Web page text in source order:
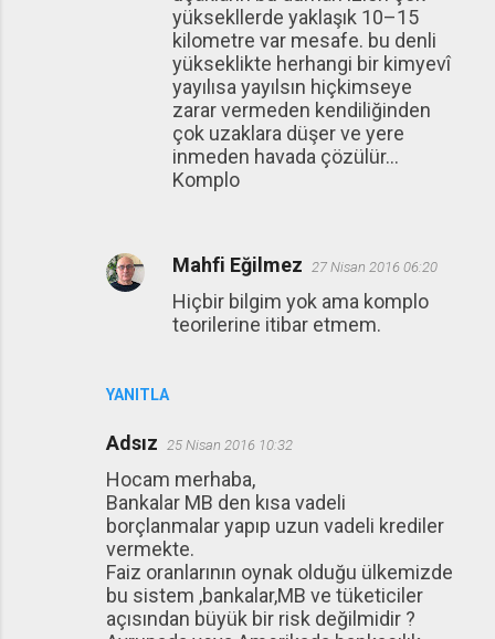
YANITLA
yüksekllerde yaklaşık 10–15
kilometre var mesafe. bu denli
yükseklikte herhangi bir kimyevî
yayılısa yayılsın hiçkimseye
zarar vermeden kendiliğinden
çok uzaklara düşer ve yere
inmeden havada çözülür...
Komplo
Mahfi Eğilmez 27 Nisan 2016 06:20
Hiçbir bilgim yok ama komplo
teorilerine itibar etmem.
Adsız 25 Nisan 2016 10:32
Hocam merhaba,
Bankalar MB den kısa vadeli
borçlanmalar yapıp uzun vadeli krediler
vermekte.
Faiz oranlarının oynak olduğu ülkemizde
bu sistem ,bankalar,MB ve tüketiciler
açısından büyük bir risk değilmidir ?